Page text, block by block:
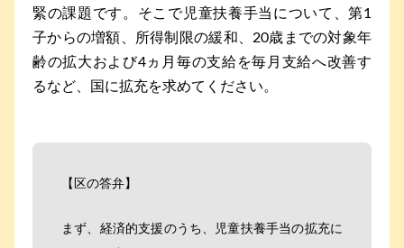
緊の課題です。そこで児童扶養手当について、第1
子からの増額、所得制限の緩和、20歳までの対象年
齢の拡大および4ヵ月毎の支給を毎月支給へ改善す
るなど、国に拡充を求めてください。
【区の答弁】
まず、経済的支援のうち、児童扶養手当の拡充に